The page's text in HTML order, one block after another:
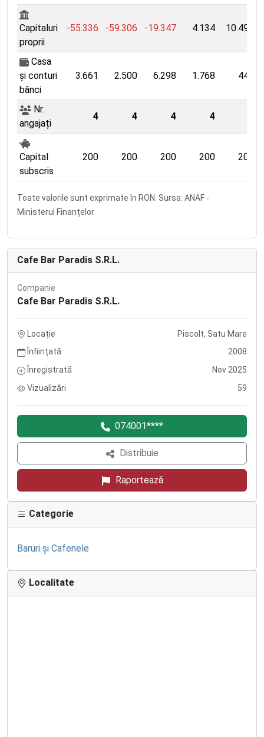
Capitaluri
proprii
-55.336 -59.306 -19.347 4.134 10.492
Casa
și conturi
bănci
3.661 2.500 6.298 1.768 447
Nr.
angajați
4 4 4 4
Capital
subscris
200 200 200 200 200
Toate valorile sunt exprimate în RON. Sursa: ANAF -
Ministerul Finanțelor
Cafe Bar Paradis S.R.L.
Companie
Cafe Bar Paradis S.R.L.
Locație
Piscolt, Satu Mare
Înființată
2008
Înregistrată
Nov 2025
Vizualizări
59
074001****
Distribuie
Raportează
Categorie
Baruri și Cafenele
Localitate